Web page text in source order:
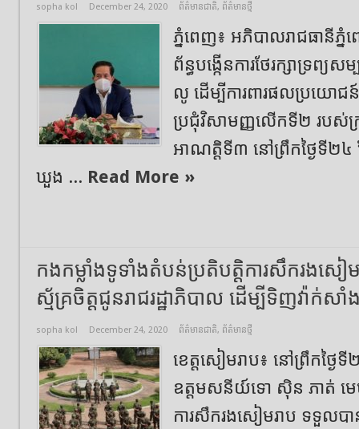
sopha kol December 24, 2020 ព័ត៌មានជាតិ, ព័ត៌មានថ្មី
ភ្នំពេញ៖ អភិបាលរាជធានីភ្នំ
ព័ន្ធបង្កើនការថែរក្សាទ្រព្យ
លូ ដើម្បីការពារផលប្រយោ
ប្រជុំវិសាមញ្ញលើកទី២ របស់ក្រុ
អាណត្តិទី៣ នៅព្រឹកថ្ងៃទី២៤
ឃួង ... Read More »
កងកម្លាំងទូទាំងតំបន់ប្រតិបត្តិការសឹករងស
ស្ម័គ្រចិត្តជូនរាជរដ្ឋាភិបាល ដើម្បីទិញវ៉ាក់ស
sopha kol December 24, 2020 ព័ត៌មានជាតិ, ព័ត៌មានថ្មី
ខេត្តសៀមរាប៖ នៅព្រឹកថ្ងៃ
ឧត្តមសនីយ៍ទោ ស៊ិន ភាត់ មេប
ការសឹករងសៀមរាប ទទួលប